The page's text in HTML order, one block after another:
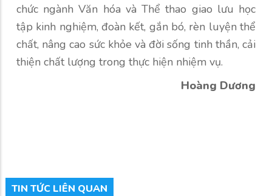
chức ngành Văn hóa vàThể thao giao lưu học
tập kinh nghiệm, đoàn kết, gắn bó, rèn luyện thể
chất, nâng cao sức khỏe và đời sống tinh thần, cải
thiện chất lượng trong thực hiện nhiệm vụ.
Hoàng Dương
TIN TỨC LIÊN QUAN